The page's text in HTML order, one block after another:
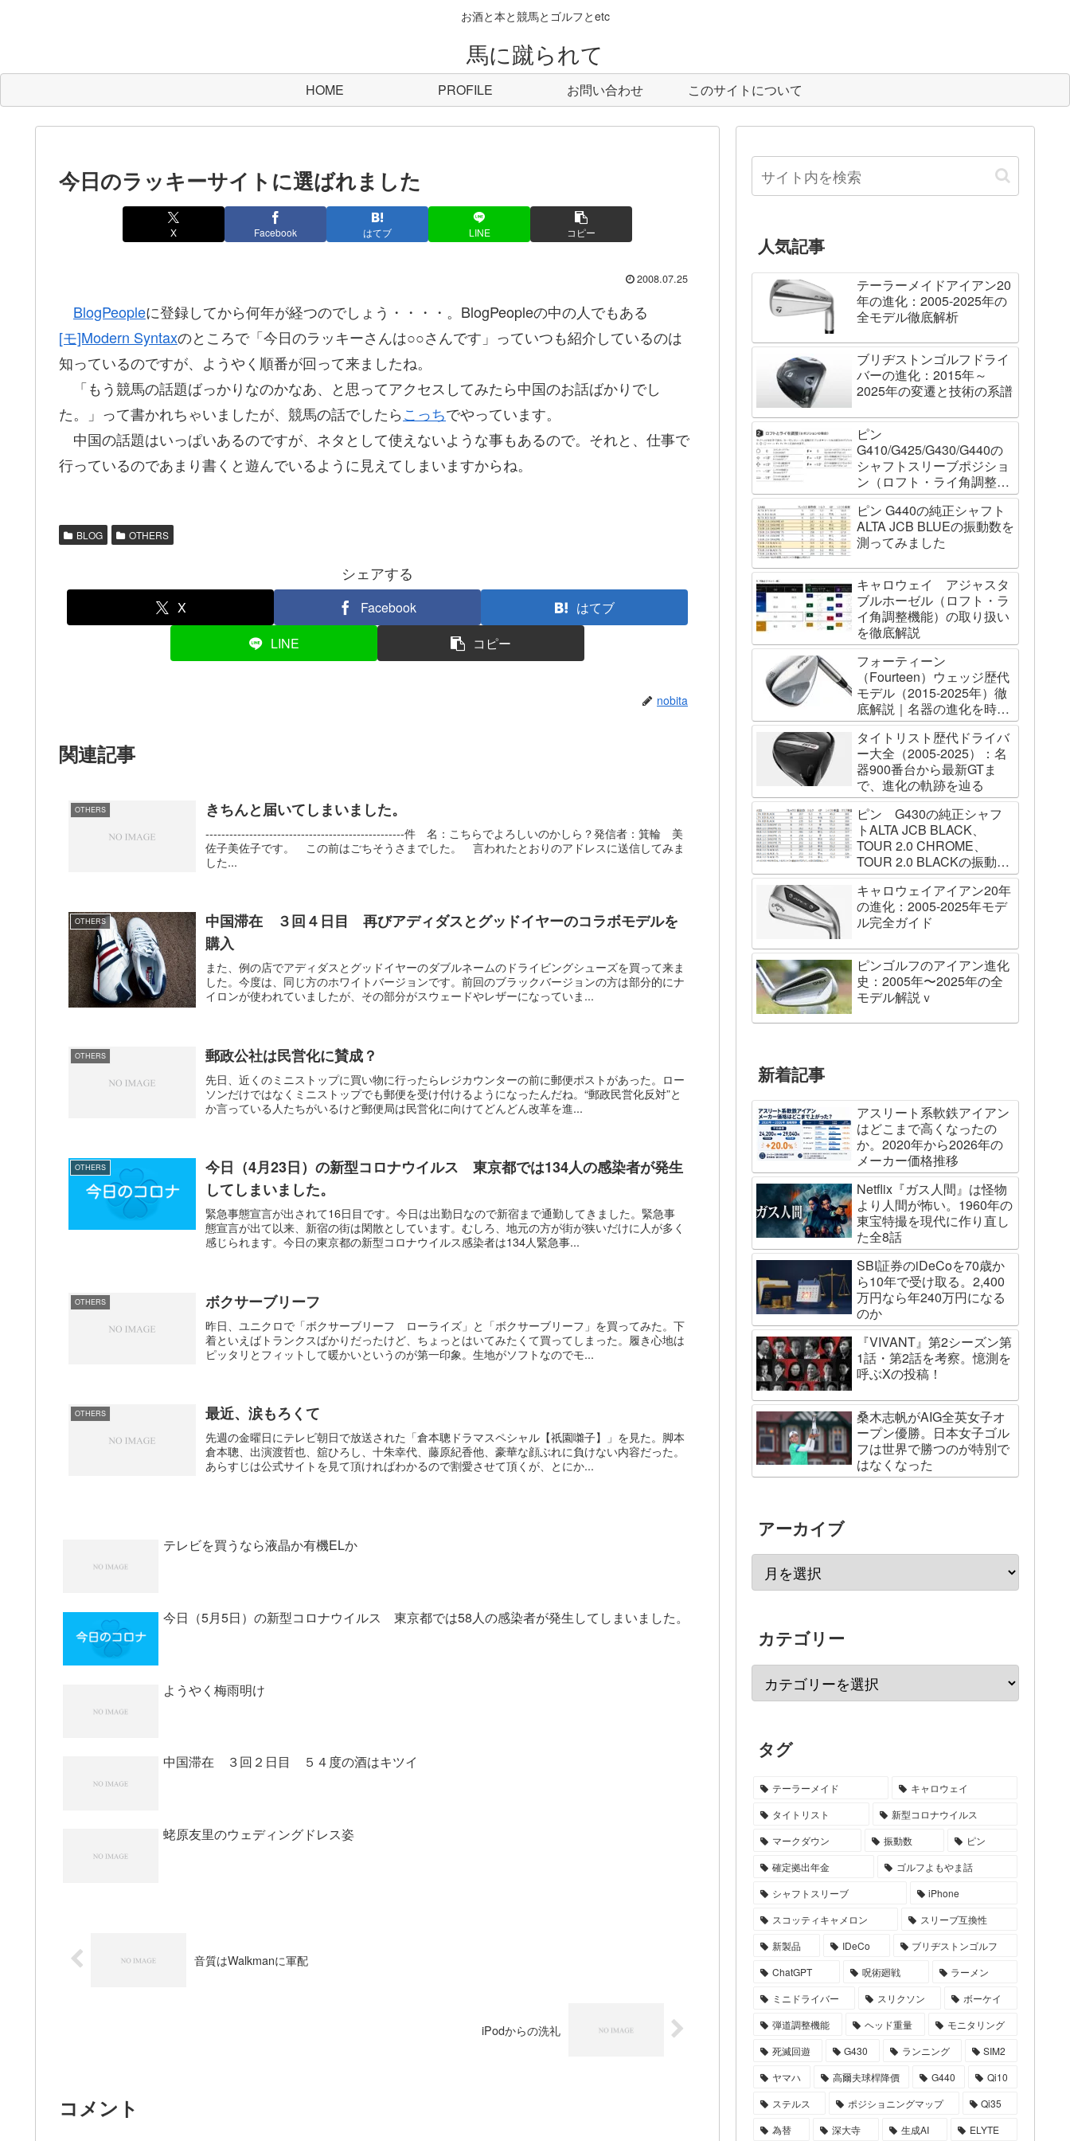
お酒と本と競馬とゴルフとetc
馬に蹴られて
HOME PROFILE お問い合わせ このサイトについて
今日のラッキーサイトに選ばれました
X Facebook はてブ LINE コピー
2008.07.25
BlogPeopleに登録してから何年が経つのでしょう・・・・。BlogPeopleの中の人でもある
[モ]Modern Syntaxのところで「今日のラッキーさんは○○さんです」っていつも紹介しているのは
知っているのですが、ようやく順番が回って来ましたね。
「もう競馬の話題ばっかりなのかなあ、と思ってアクセスしてみたら中国のお話ばかりでし
た。」って書かれちゃいましたが、競馬の話でしたらこっちでやっています。
中国の話題はいっぱいあるのですが、ネタとして使えないような事もあるので。それと、仕事で
行っているのであまり書くと遊んでいるように見えてしまいますからね。
BLOG OTHERS
シェアする
X Facebook
はてブ
LINE
コピー
nobita
関連記事
OTHERS きちんと届いてしまいました。
--------------------------------------------------件 名：こちらでよろしいのかしら？発信者：箕輪 美
佐子美佐子です。 この前はごちそうさまでした。 言われたとおりのアドレスに送信してみま
した...
OTHERS
中国滞在 ３回４日目 再びアディダスとグッドイヤーのコラボモデルを
購入
また、例の店でアディダスとグッドイヤーのダブルネームのドライビングシューズを買って来ま
した。今度は、同じ方のホワイトバージョンです。前回のブラックバージョンの方は部分的にナ
イロンが使われていましたが、その部分がスウェードやレザーになっていま...
OTHERS 郵政公社は民営化に賛成？
先日、近くのミニストップに買い物に行ったらレジカウンターの前に郵便ポストがあった。ロー
ソンだけではなくミニストップでも郵便を受け付けるようになったんだね。“郵政民営化反対”と
か言っている人たちがいるけど郵便局は民営化に向けてどんどん改革を進...
OTHERS
今日（4月23日）の新型コロナウイルス 東京都では134人の感染者が発生
してしまいました。
緊急事態宣言が出されて16日目です。今日は出勤日なので新宿まで通勤してきました。緊急事
態宣言が出て以来、新宿の街は閑散としています。むしろ、地元の方が街が狭いだけに人が多く
感じられます。今日の東京都の新型コロナウイルス感染者は134人緊急事...
OTHERS ボクサーブリーフ
昨日、ユニクロで「ボクサーブリーフ ローライズ」と「ボクサーブリーフ」を買ってみた。下
着といえばトランクスばかりだったけど、ちょっとはいてみたくて買ってしまった。履き心地は
ピッタリとフィットして暖かいというのが第一印象。生地がソフトなのでモ...
OTHERS 最近、涙もろくて
先週の金曜日にテレビ朝日で放送された「倉本聰ドラマスペシャル【祇園囃子】」を見た。脚本
倉本聰、出演渡哲也、舘ひろし、十朱幸代、藤原紀香他、豪華な顔ぶれに負けない内容だった。
あらすじは公式サイトを見て頂ければわかるので割愛させて頂くが、とにか...
テレビを買うなら液晶か有機ELか
今日（5月5日）の新型コロナウイルス 東京都では58人の感染者が発生してしまいました。
ようやく梅雨明け
中国滞在 ３回２日目 ５４度の酒はキツイ
蛯原友里のウェディングドレス姿
音質はWalkmanに軍配
iPodからの洗礼
コメント
人気記事
テーラーメイドアイアン20
年の進化：2005-2025年の
全モデル徹底解析
ブリヂストンゴルフドライ
バーの進化：2015年～
2025年の変遷と技術の系譜
ピン
G410/G425/G430/G440の
シャフトスリーブポジショ
ン（ロフト・ライ角調整機
能）について
ピン G440の純正シャフト
ALTA JCB BLUEの振動数を
測ってみました
キャロウェイ アジャスタ
ブルホーゼル（ロフト・ラ
イ角調整機能）の取り扱い
を徹底解説
フォーティーン
（Fourteen）ウェッジ歴代
モデル（2015-2025年）徹
底解説｜名器の進化を時系
列で辿る
タイトリスト歴代ドライバ
ー大全（2005-2025）：名
器900番台から最新GTま
で、進化の軌跡を辿る
ピン G430の純正シャフ
トALTA JCB BLACK、
TOUR 2.0 CHROME、
TOUR 2.0 BLACKの振動数
を測ってみました
キャロウェイアイアン20年
の進化：2005-2025年モデ
ル完全ガイド
ピンゴルフのアイアン進化
史：2005年〜2025年の全
モデル解説ｖ
新着記事
アスリート系軟鉄アイアン
はどこまで高くなったの
か。2020年から2026年の
メーカー価格推移
Netflix『ガス人間』は怪物
より人間が怖い。1960年の
東宝特撮を現代に作り直し
た全8話
SBI証券のiDeCoを70歳か
ら10年で受け取る。2,400
万円なら年240万円になる
のか
『VIVANT』第2シーズン第
1話・第2話を考察。憶測を
呼ぶXの投稿！
桑木志帆がAIG全英女子オ
ープン優勝。日本女子ゴル
フは世界で勝つのが特別で
はなくなった
アーカイブ
カテゴリー
タグ
テーラーメイド
キャロウェイ
タイトリスト
新型コロナウイルス
マークダウン
振動数
ピン
確定拠出年金
ゴルフよもやま話
シャフトスリーブ
iPhone
スコッティキャメロン
スリーブ互換性
新製品
IDeCo
ブリヂストンゴルフ
ChatGPT
呪術廻戦
ラーメン
ミニドライバー
スリクソン
ボーケイ
弾道調整機能
ヘッド重量
モニタリング
死滅回遊
G430 ランニング
SIM2
ヤマハ
高爾夫球桿降價 G440
Qi10
ステルス
ポジショニングマップ
Qi35
為替
深大寺 生成AI
ELYTE